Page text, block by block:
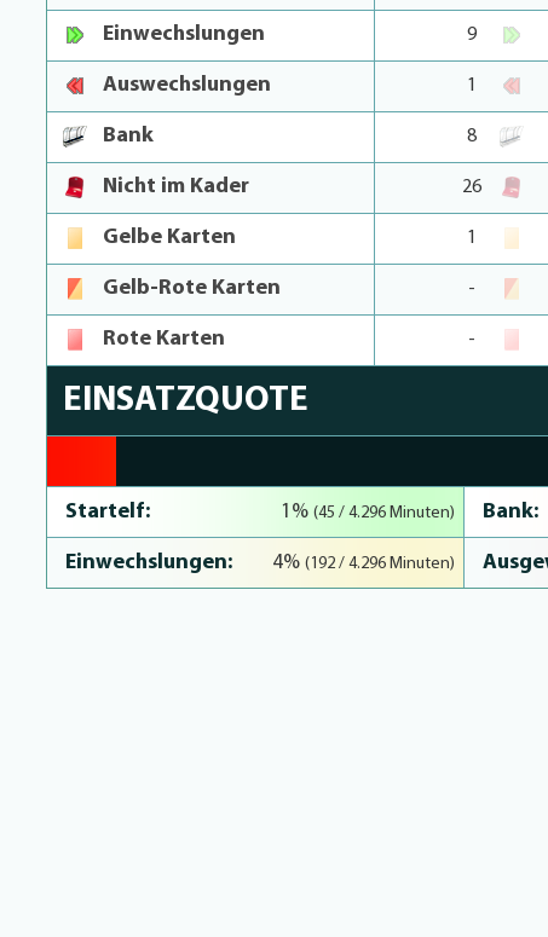
Einwechslungen 9
Auswechslungen 1
Bank 8
Nicht im Kader 26
Gelbe Karten 1
Gelb-Rote Karten -
Rote Karten -
EINSATZQUOTE
Startelf: 1%(45 / 4.296 Minuten) Bank:
Einwechslungen: 4%(192 / 4.296 Minuten)